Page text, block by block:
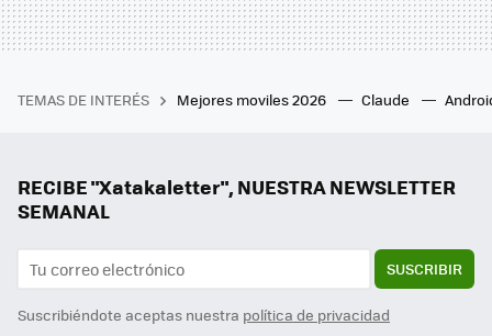
TEMAS DE INTERÉS Mejores moviles 2026 Claude
RECIBE "Xatakaletter", NUESTRA NEWSLETTER
SEMANAL
SUSCRIBIR
Suscribiéndote aceptas nuestra política de privacidad